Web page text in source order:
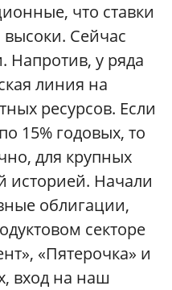
что ставки
Сейчас
Напротив, у ряда
линия на
ресурсов. Если
15% годовых, то
для крупных
историей. Начали
облигации,
секторе
«Пятерочка» и
вход на наш